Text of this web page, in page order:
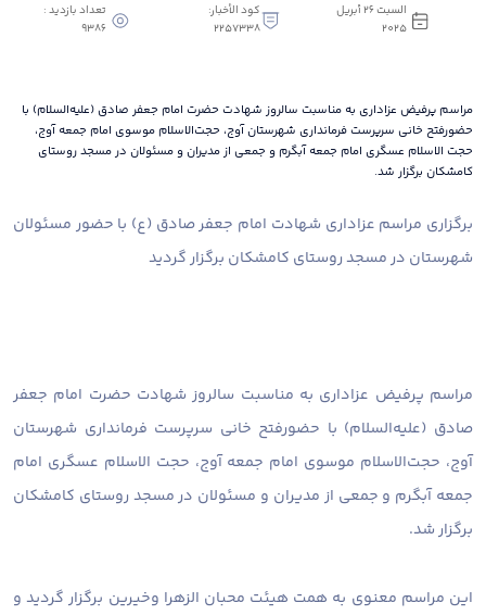
السبت ٢٦ أبريل
٢٠٢٥
كود الأخبار:
2257338
تعداد بازدید :
9386
مراسم پرفیض عزاداری به مناسبت سالروز شهادت حضرت امام جعفر صادق (علیه‌السلام) با
حضورفتح خانی سرپرست فرمانداری شهرستان آوج، حجت‌الاسلام موسوی امام جمعه آوج،
حجت الاسلام عسگری امام جمعه آبگرم و جمعی از مدیران و مسئولان در مسجد روستای
کامشکان برگزار شد.
برگزاری مراسم عزاداری شهادت امام جعفر صادق (ع) با حضور مسئولان
شهرستان در مسجد روستای کامشکان برگزار گردید
مراسم پرفیض عزاداری به مناسبت سالروز شهادت حضرت امام جعفر
صادق (علیه‌السلام) با حضورفتح خانی سرپرست فرمانداری شهرستان
آوج، حجت‌الاسلام موسوی امام جمعه آوج، حجت الاسلام عسگری امام
جمعه آبگرم و جمعی از مدیران و مسئولان در مسجد روستای کامشکان
برگزار شد.
این مراسم معنوی به همت هیئت محبان الزهرا وخیرین برگزار گردید و